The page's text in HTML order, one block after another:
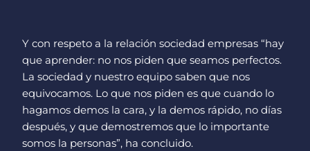
Y con respeto a la relación sociedad empresas “hay
que aprender: no nos piden que seamos perfectos.
La sociedad y nuestro equipo saben que nos
equivocamos. Lo que nos piden es que cuando lo
hagamos demos la cara, y la demos rápido, no días
después, y que demostremos que lo importante
somos la personas”, ha concluido.